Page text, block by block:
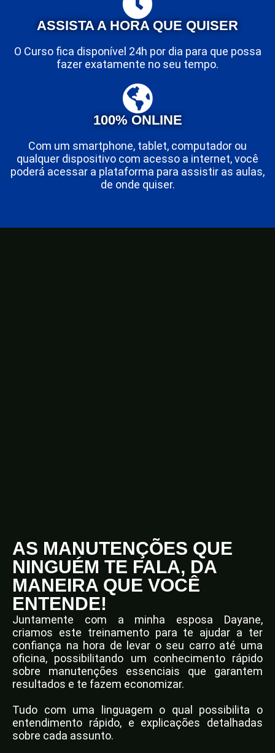
ASSISTA A HORA QUE QUISER
O Curso fica disponível 24h por dia para que possa
fazer exatamente no seu tempo.
100% ONLINE
Com um smartphone, tablet, computador ou
qualquer dispositivo com acesso a internet, você
poderá acessar a plataforma para assistir as aulas,
de onde quiser.
AS MANUTENÇÕES QUE
NINGUÉM TE FALA, DA
MANEIRA QUE VOCÊ
ENTENDE!
Juntamente com a minha esposa Dayane,
criamos este treinamento para te ajudar a ter
confiança na hora de levar o seu carro até uma
oficina, possibilitando um conhecimento rápido
sobre manutenções essenciais que garantem
resultados e te fazem economizar.
Tudo com uma linguagem o qual possibilita o
entendimento rápido, e explicações detalhadas
sobre cada assunto.